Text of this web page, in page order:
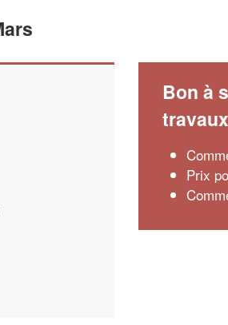
Bon à
travaux
Prix